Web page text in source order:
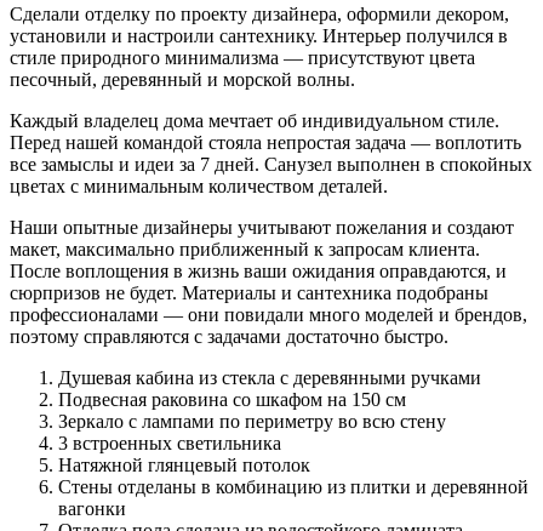
Сделали отделку по проекту дизайнера, оформили декором,
установили и настроили сантехнику. Интерьер получился в
стиле природного минимализма — присутствуют цвета
песочный, деревянный и морской волны.
Каждый владелец дома мечтает об индивидуальном стиле.
Перед нашей командой стояла непростая задача — воплотить
все замыслы и идеи за 7 дней. Санузел выполнен в спокойных
цветах с минимальным количеством деталей.
Наши опытные дизайнеры учитывают пожелания и создают
макет, максимально приближенный к запросам клиента.
После воплощения в жизнь ваши ожидания оправдаются, и
сюрпризов не будет. Материалы и сантехника подобраны
профессионалами — они повидали много моделей и брендов,
поэтому справляются с задачами достаточно быстро.
Душевая кабина из стекла с деревянными ручками
Подвесная раковина со шкафом на 150 см
Зеркало с лампами по периметру во всю стену
3 встроенных светильника
Натяжной глянцевый потолок
Стены отделаны в комбинацию из плитки и деревянной
вагонки